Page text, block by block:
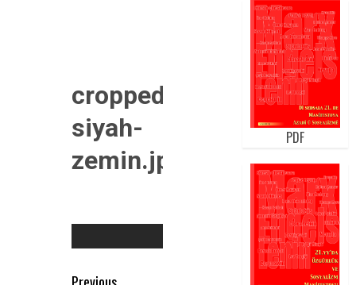
cropped-
siyah-
zemin.jpg
PDF